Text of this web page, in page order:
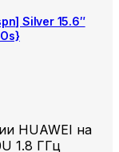
Silver 15.6″
HUAWEI на
1.8 ГГц